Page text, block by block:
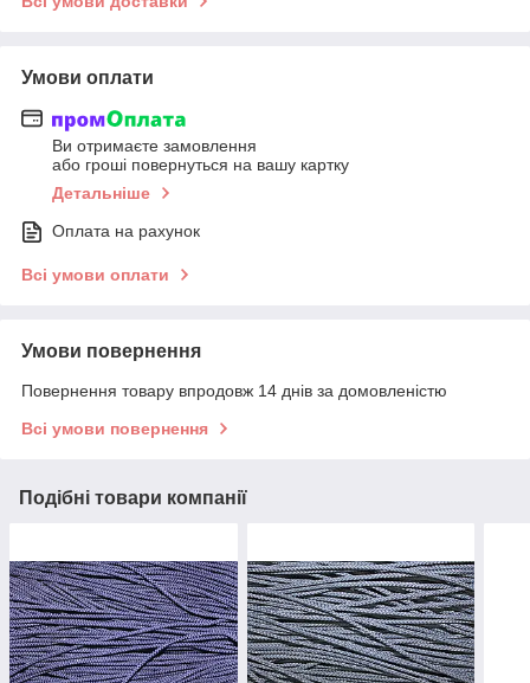
Умови оплати
Ви отримаєте замовлення
або гроші повернуться на вашу картку
Детальніше
Оплата на рахунок
Всі умови оплати
Умови повернення
Повернення товару впродовж 14 днів за домовленістю
Всі умови повернення
Подібні товари компанії